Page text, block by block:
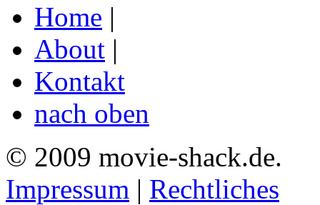
Home |
About |
Kontakt
nach oben
© 2009 movie-shack.de.
Impressum | Rechtliches